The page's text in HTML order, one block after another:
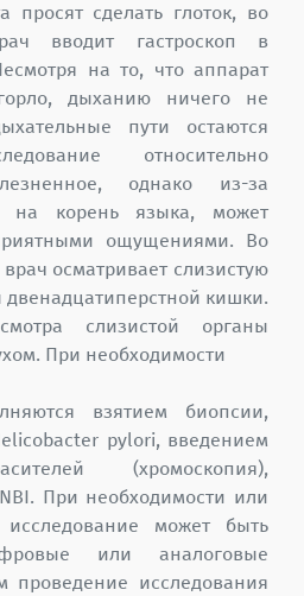
просят сделать глоток, во
вводит гастроскоп в
на то, что аппарат
дыханию ничего не
пути остаются
относительно
однако из-за
на корень языка, может
ощущениями. Во
осматривает слизистую
кишки.
слизистой органы
При необходимости
взятием биопсии,
pylori, введением
(хромоскопия),
При необходимости или
может быть
или аналоговые
проведение исследования